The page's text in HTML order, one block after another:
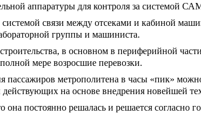
аппаратуры для контроля за системой
связи между отсеками и кабиной
группы и машиниста.
в основном в периферийной
мере возросшие перевозки.
пассажиров метрополитена в часы «пик»
на основе внедрения новейшей
она постоянно решалась и решается согласно